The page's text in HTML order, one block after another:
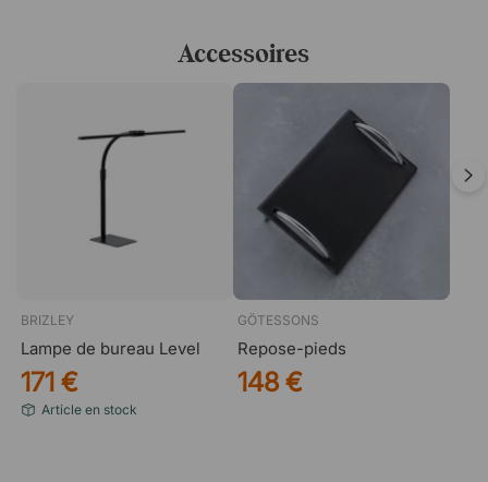
Accessoires
BRIZLEY
Lampe de bureau Level
171 €
Article en stock
GÖTESSONS
Repose-pieds
148 €